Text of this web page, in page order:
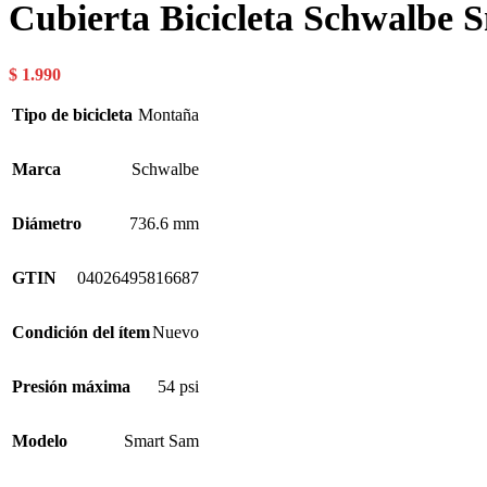
Cubierta Bicicleta Schwalbe
$ 1.990
Tipo de bicicleta Montaña
Marca Schwalbe
Diámetro 736.6 mm
GTIN 04026495816687
Condición del ítemNuevo
Presión máxima 54 psi
Modelo Smart Sam